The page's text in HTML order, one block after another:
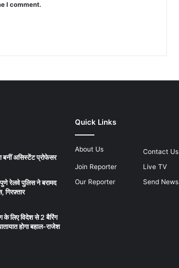
I comment.
बनीं असिस्टेंट प्रोफेसर
रेलवे पुलिस ने बरामद
गिरफ़्तार
के लिए विदेश से 2 बैरिंग
होगा बहाल-राजेश
Quick Links
About Us
Contact Us
Join Reporter
Live TV
Our Reporter
Send News